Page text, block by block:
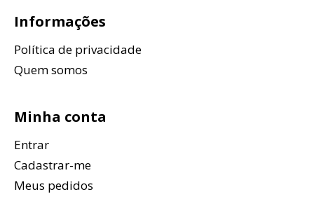
Informações
Política de privacidade
Quem somos
Minha conta
Entrar
Cadastrar-me
Meus pedidos